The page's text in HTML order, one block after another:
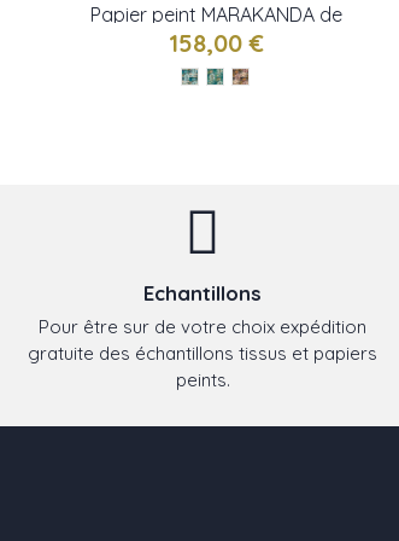
Papier peint MARAKANDA de
CASAMANCE
158,00 €
Echantillons
Pour être sur de votre choix expédition
gratuite des échantillons tissus et papiers
peints.